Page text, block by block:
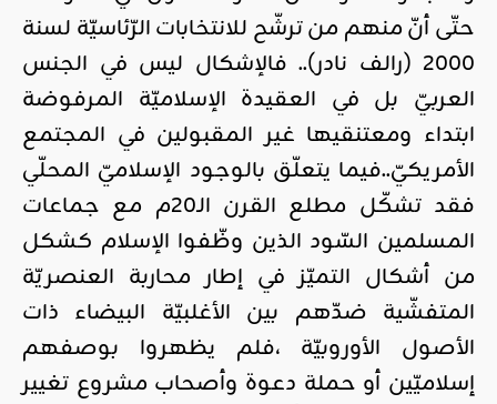
حتّى أنّ منهم من ترشّح للانتخابات الرّئاسيّة لسنة
2000 (رالف نادر).. فالإشكال ليس في الجنس
العربيّ بل في العقيدة الإسلاميّة المرفوضة
ابتداء ومعتنقيها غير المقبولين في المجتمع
الأمريكيّ..فيما يتعلّق بالوجود الإسلاميّ المحلّي
فقد تشكّل مطلع القرن الـ20م مع جماعات
المسلمين السّود الذين وظّفوا الإسلام كشكل
من أشكال التميّز في إطار محاربة العنصريّة
المتفشّية ضدّهم بين الأغلبيّة البيضاء ذات
الأصول الأوروبيّة ،فلم يظهروا بوصفهم
إسلاميّين أو حملة دعوة وأصحاب مشروع تغيير